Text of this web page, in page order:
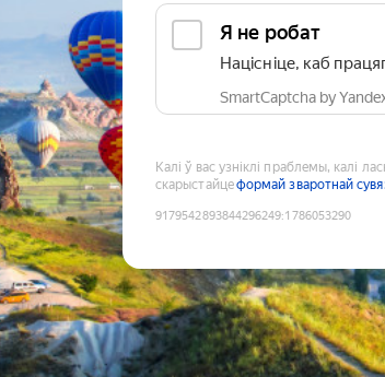
Я не робат
Націсніце, каб
SmartCaptcha by
Калі ў вас узніклі праблемы, калі
скарыстайцеформай зваротнай
9179542893844296249:1786053290